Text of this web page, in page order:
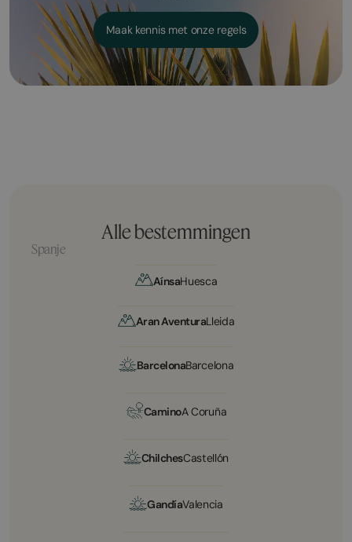
Maak kennis met onze regels
Alle bestemmingen
Spanje
AínsaHuesca
Aran AventuraLleida
BarcelonaBarcelona
CaminoA Coruña
ChilchesCastellón
GandíaValencia